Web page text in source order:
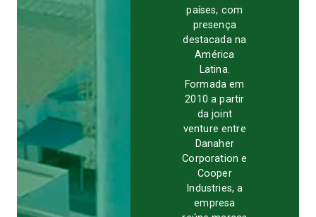
países, com
presença
destacada na
América
Latina.
Formada em
2010 a partir
da joint
venture entre
Danaher
Corporation e
Cooper
Industries, a
empresa